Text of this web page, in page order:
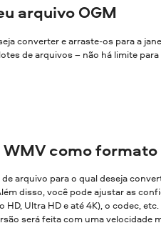
arquivo OGM
converter e arraste-os para a
de arquivos – não há limite
como
arquivo para o qual deseja
disso, você pode ajustar as
Ultra HD e até 4K), o codec,
será feita com uma velocidade